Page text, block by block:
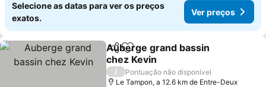
Selecione as datas para ver os preços
exatos.
Ver preços
PartilharAdicionar aos favoritos
Auberge grand bassin
chez Kevin
/
Pontuação não disponível
Le Tampon, a 12.6 km de Entre-Deux